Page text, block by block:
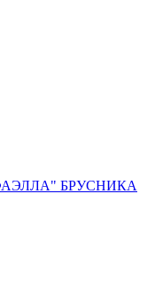
БРУСНИКА